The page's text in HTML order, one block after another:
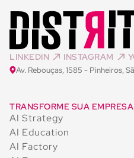
LINKEDIN INSTAGRAM
Av. Rebouças, 1585 - Pinheiros,
TRANSFORME SUA EMPRESA
AI Strategy
AI Education
AI Factory